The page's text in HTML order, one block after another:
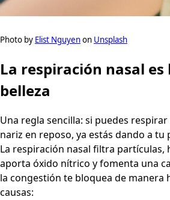
Photo by Elist Nguyenon Unsplash
La respiración nasal es
belleza
Una regla sencilla: si puedes
nariz en reposo, ya estás dando a
La respiración nasal filtra partículas,
aporta óxido nítrico y fomenta una
la congestión te bloquea de manera
causas: